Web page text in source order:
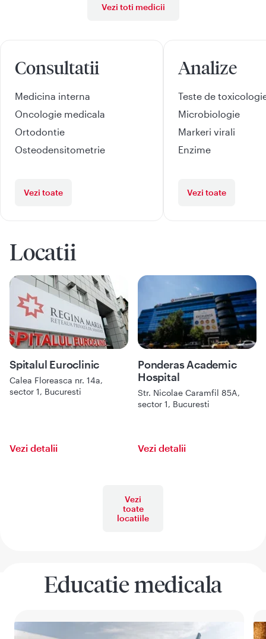
Vezi toti medicii
Consultatii
Medicina interna
Oncologie medicala
Ortodontie
Osteodensitometrie
Vezi toate
Analize
Teste de
Microbiologie
Markeri virali
Enzime
Vezi toate
Locatii
Spitalul Euroclinic
Calea Floreasca nr. 14a,
sector 1, Bucuresti
Vezi detalii
Ponderas Academic
Hospital
Str. Nicolae Caramfil 85A,
sector 1, Bucuresti
Vezi detalii
Vezi
toate
locatiile
Educatie medicala